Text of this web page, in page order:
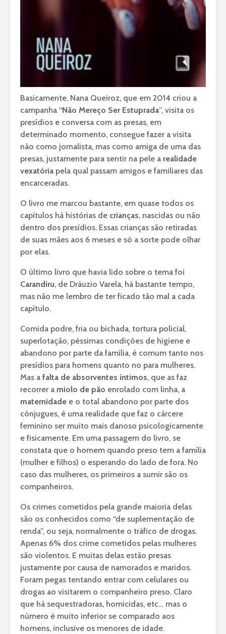
Basicamente, Nana Queiroz, que em 2014 criou a
campanha “Não Mereço Ser Estuprada”, visita os
presídios e conversa com as presas, em
determinado momento, consegue fazer a visita
não como jornalista, mas como amiga de uma das
presas, justamente para sentir na pele a realidade
vexatória pela qual passam amigos e familiares das
encarceradas.
O livro me marcou bastante, em quase todos os
capítulos há histórias de crianças, nascidas ou não
dentro dos presídios. Essas crianças são retiradas
de suas mães aos 6 meses e só a sorte pode olhar
por elas.
O último livro que havia lido sobre o tema foi
Carandiru, de Dráuzio Varela, há bastante tempo,
mas não me lembro de ter ficado tão mal a cada
capítulo.
Comida podre, fria ou bichada, tortura policial,
superlotação, péssimas condições de higiene e
abandono por parte da família, é comum tanto nos
presídios para homens quanto no para mulheres.
Mas a falta de absorventes íntimos, que as faz
recorrer a miolo de pão enrolado com linha, a
maternidade e o total abandono por parte dos
cônjugues, é uma realidade que faz o cárcere
feminino ser muito mais danoso psicologicamente
e fisicamente. Em uma passagem do livro, se
constata que o homem quando preso tem a família
(mulher e filhos) o esperando do lado de fora. No
caso das mulheres, os primeiros a sumir são os
companheiros.
Os crimes cometidos pela grande maioria delas
são os conhecidos como “de suplementação de
renda”, ou seja, normalmente o tráfico de drogas.
Apenas 6% dos crime cometidos pelas mulheres
são violentos. E muitas delas estão presas
justamente por causa de namorados e maridos.
Foram pegas tentando entrar com celulares ou
drogas ao visitarem o companheiro preso. Claro
que há sequestradoras, homicidas, etc… mas o
número é muito inferior se comparado aos
homens, inclusive os menores de idade.